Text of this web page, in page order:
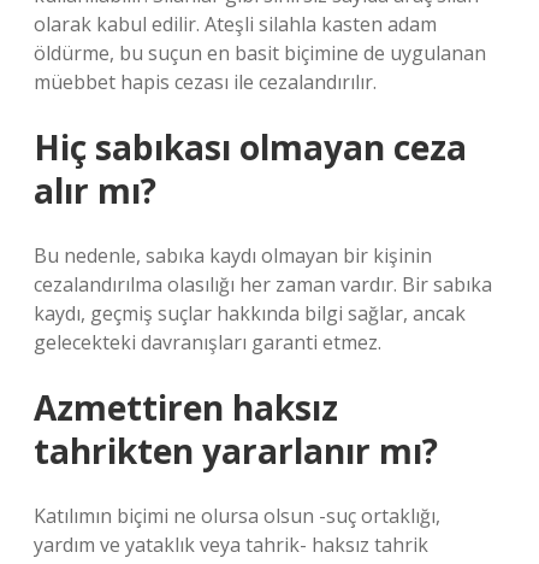
olarak kabul edilir. Ateşli silahla kasten adam
öldürme, bu suçun en basit biçimine de uygulanan
müebbet hapis cezası ile cezalandırılır.
Hiç sabıkası olmayan ceza
alır mı?
Bu nedenle, sabıka kaydı olmayan bir kişinin
cezalandırılma olasılığı her zaman vardır. Bir sabıka
kaydı, geçmiş suçlar hakkında bilgi sağlar, ancak
gelecekteki davranışları garanti etmez.
Azmettiren haksız
tahrikten yararlanır mı?
Katılımın biçimi ne olursa olsun -suç ortaklığı,
yardım ve yataklık veya tahrik- haksız tahrik